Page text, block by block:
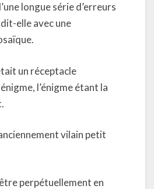
longue série d’erreurs
elle avec une
un réceptacle
l’énigme étant la
vilain petit
perpétuellement en